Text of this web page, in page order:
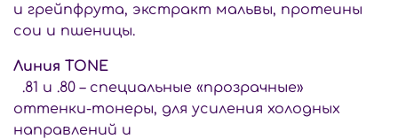
и грейпфрута, экстракт мальвы, протеины
сои и пшеницы.
Линия TONE
.81 и .80 – специальные «прозрачные»
оттенки-тонеры, для усиления холодных
направлений и